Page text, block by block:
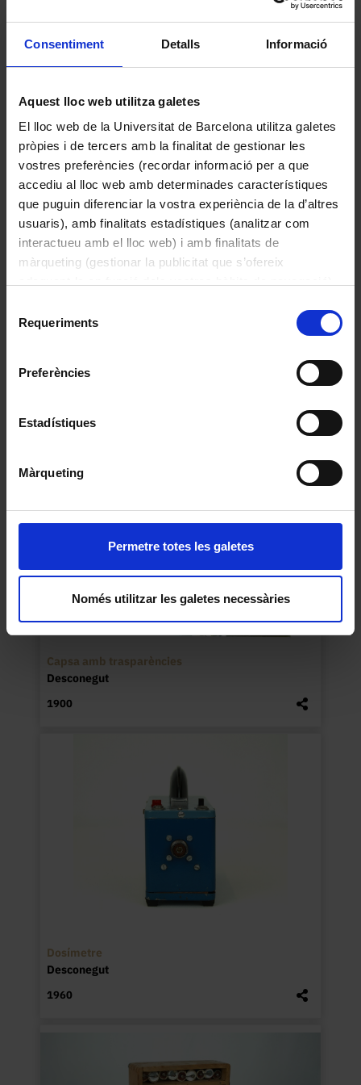
Consentiment Detalls Informació
Aquest lloc web utilitza galetes
El lloc web de la Universitat de Barcelona utilitza galetes
pròpies i de tercers amb la finalitat de gestionar les
vostres preferències (recordar informació per a que
accediu al lloc web amb determinades característiques
que puguin diferenciar la vostra experiència de la d’altres
usuaris), amb finalitats estadístiques (analitzar com
interactueu amb el lloc web) i amb finalitats de
màrqueting (gestionar la publicitat que s’ofereix
consultar laPolítica de galetes del lloc web de la
Requeriments
Preferències
Estadístiques
Màrqueting
Permetre totes les galetes
Només utilitzar les galetes necessàries
Philips
Balança micromètrica tèxtil
Capsa amb trasparències
Desconegut
1900
Dosímetre
Desconegut
1960